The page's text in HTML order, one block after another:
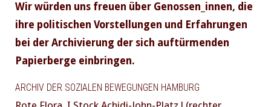
Wir würden uns freuen über Genossen_innen, die
ihre politischen Vorstellungen und Erfahrungen
bei der Archivierung der sich auftürmenden
Papierberge einbringen.
ARCHIV DER SOZIALEN BEWEGUNGEN HAMBURG